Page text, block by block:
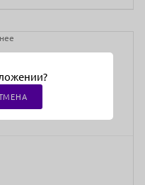
Юрьевна
Ведущий внештатный
косметологии.